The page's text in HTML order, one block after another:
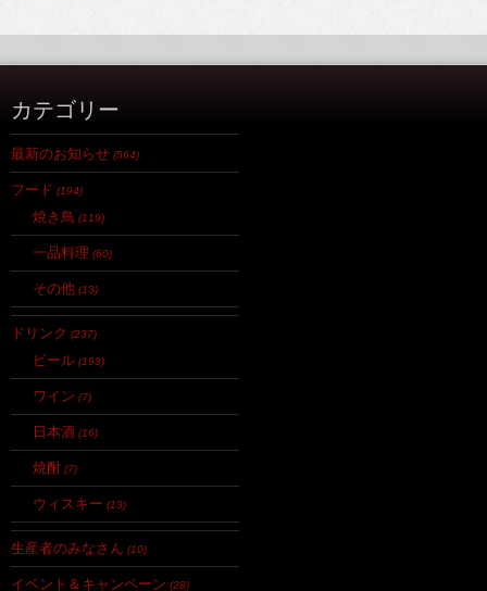
カテゴリー
最新のお知らせ (564)
フード (194)
焼き鳥 (119)
一品料理 (60)
その他 (13)
ドリンク (237)
ビール (193)
ワイン (7)
日本酒 (16)
焼酎 (7)
ウィスキー (13)
生産者のみなさん (10)
イベント＆キャンペーン (28)